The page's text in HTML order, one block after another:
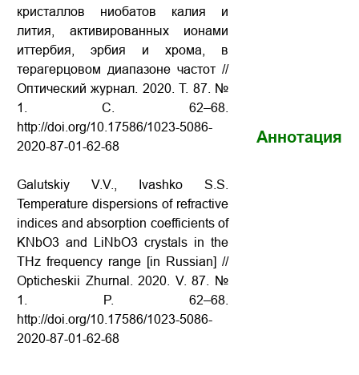
кристаллов ниобатов калия и
лития, активированных ионами
иттербия, эрбия и хрома, в
терагерцовом диапазоне частот //
Оптический журнал. 2020. Т. 87. №
1. С. 62–68.
http://doi.org/10.17586/1023-5086-
2020-87-01-62-68
Galutskiy V.V., Ivashko S.S.
Temperature dispersions of refractive
indices and absorption coefficients of
KNbO3 and LiNbO3 crystals in the
THz frequency range [in Russian] //
Opticheskii Zhurnal. 2020. V. 87. №
1. P. 62–68.
http://doi.org/10.17586/1023-5086-
2020-87-01-62-68
Аннотация